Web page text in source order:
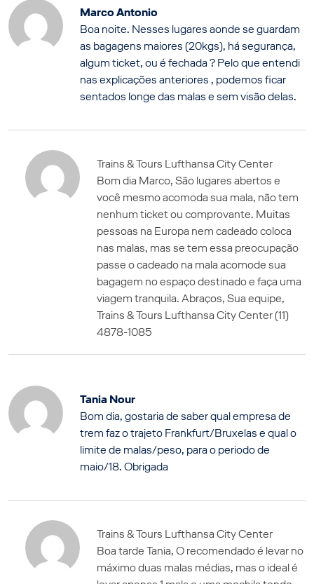
Marco Antonio
Boa noite. Nesses lugares aonde se guardam
as bagagens maiores (20kgs), há segurança,
algum ticket, ou é fechada ? Pelo que entendi
nas explicações anteriores , podemos ficar
sentados longe das malas e sem visão delas.
Trains & Tours Lufthansa City Center
Bom dia Marco, São lugares abertos e
você mesmo acomoda sua mala, não tem
nenhum ticket ou comprovante. Muitas
pessoas na Europa nem cadeado coloca
nas malas, mas se tem essa preocupação
passe o cadeado na mala acomode sua
bagagem no espaço destinado e faça uma
viagem tranquila. Abraços, Sua equipe,
Trains & Tours Lufthansa City Center (11)
4878-1085
Tania Nour
Bom dia, gostaria de saber qual empresa de
trem faz o trajeto Frankfurt/Bruxelas e qual o
limite de malas/peso, para o periodo de
maio/18. Obrigada
Trains & Tours Lufthansa City Center
Boa tarde Tania, O recomendado é levar no
máximo duas malas médias, mas o ideal é